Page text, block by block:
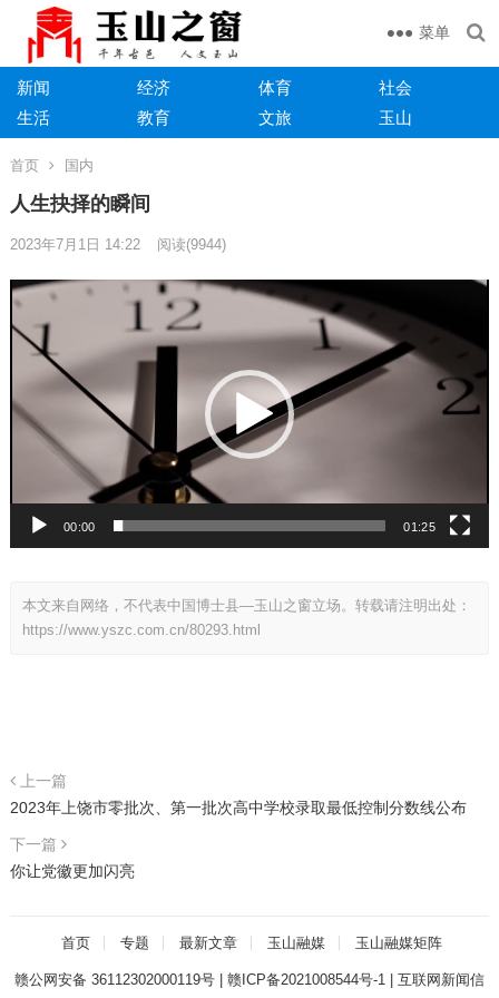
菜单
新闻 经济 体育
社会
生活
教育 文旅 玉山
首页 国内
人生抉择的瞬间
2023年7月1日 14:22 阅读(9944)
视
频
器
00:00 01:25
本文来自网络，不代表中国博士县—玉山之窗立场。转载请注明出处：
https://www.yszc.com.cn/80293.html
上一篇
2023年上饶市零批次、第一批次高中学校录取最低控制分数线公布
下一篇
你让党徽更加闪亮
首页 专题 最新文章 玉山融媒 玉山融媒矩阵
赣公网安备 36112302000119号| 赣ICP备2021008544号-1| 互联网新闻信